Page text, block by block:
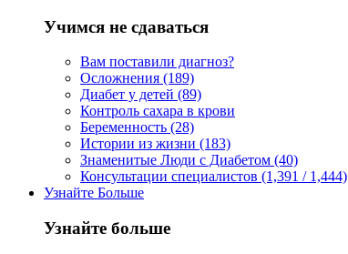
Учимся не сдаваться
Вам поставили диагноз?
Осложнения (189)
Диабет у детей (89)
Контроль сахара в крови
Беременность (28)
Истории из жизни (183)
Знаменитые Люди с Диабетом (40)
Консультации специалистов (1,391 / 1,444)
Узнайте Больше
Узнайте больше